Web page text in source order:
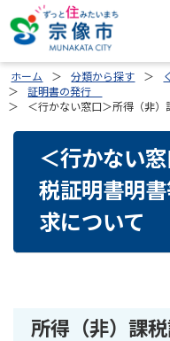
ホーム 分類から探す
証明書の発行
＜行かない窓口＞所得（非
＜行かない
税証明書明
求について
所得（非）課